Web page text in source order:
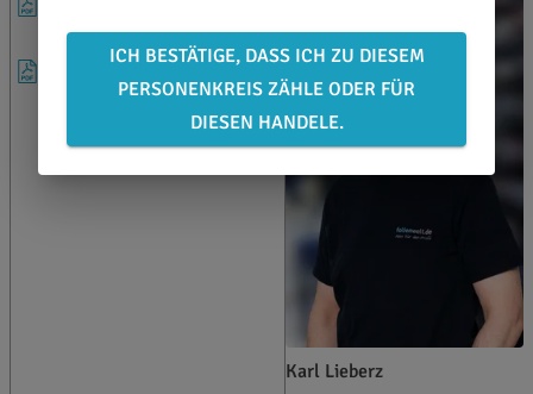
VERARBEITUNGSHINWEISE
Karl Lieberz
ICH BESTÄTIGE, DASS ICH ZU DIESEM
PERSONENKREIS ZÄHLE ODER FÜR
DIESEN HANDELE.